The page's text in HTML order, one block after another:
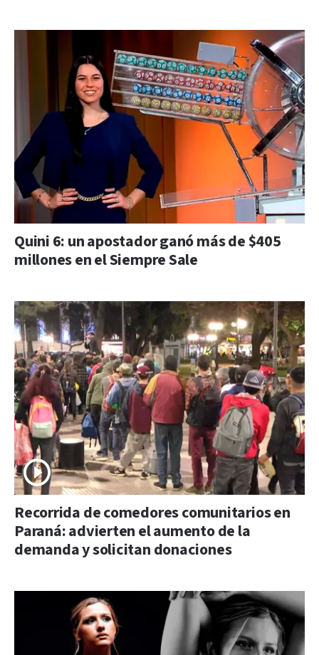
Quini 6: un apostador ganó más de $405
millones en el Siempre Sale
Recorrida de comedores comunitarios en
Paraná: advierten el aumento de la
demanda y solicitan donaciones